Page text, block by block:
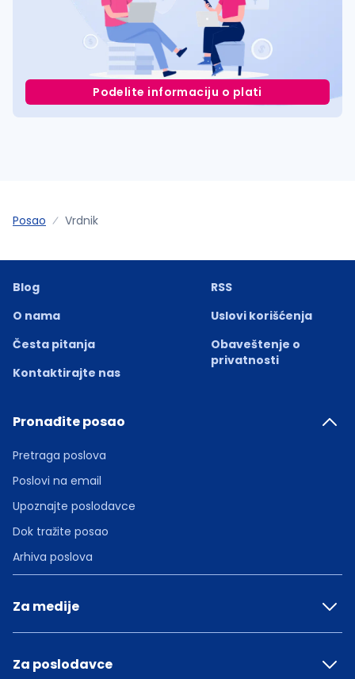
Podelite informaciju o plati
Posao Vrdnik
Blog
O nama
Česta pitanja
Kontaktirajte nas
RSS
Uslovi korišćenja
Obaveštenje o
privatnosti
Pronađite posao
Pretraga poslova
Poslovi na email
Upoznajte poslodavce
Dok tražite posao
Arhiva poslova
Za medije
Za poslodavce